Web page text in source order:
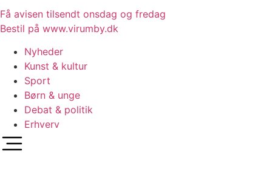
Få avisen tilsendt onsdag og fredag
Bestil på www.virumby.dk
Nyheder
Kunst & kultur
Sport
Børn & unge
Debat & politik
Erhverv